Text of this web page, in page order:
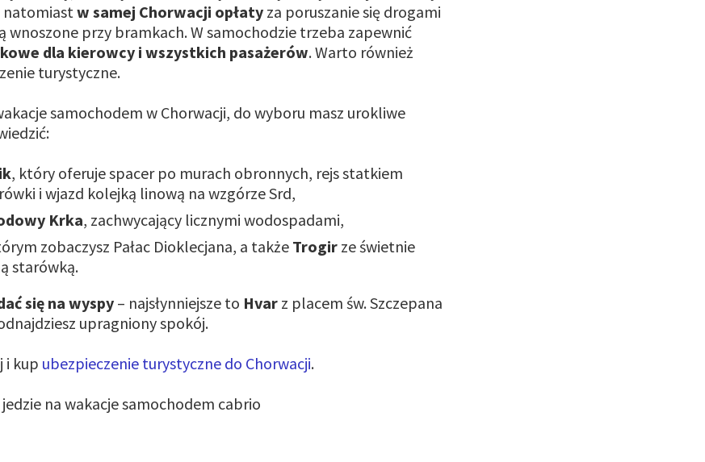
natomiastw samej Chorwacji opłaty za poruszanie się drogami
wnoszone przy bramkach. W samochodzie trzeba zapewnić
dla kierowcy i wszystkich pasażerów. Warto również
turystyczne.
samochodem w Chorwacji, do wyboru masz urokliwe
, który oferuje spacer po murach obronnych, rejs statkiem
i wjazd kolejką linową na wzgórze Srd,
Krka, zachwycający licznymi wodospadami,
zobaczysz Pałac Dioklecjana, a także Trogir ze świetnie
starówką.
się na wyspy – najsłynniejsze to Hvar z placem św. Szczepana
upragniony spokój.
i kup ubezpieczenie turystyczne do Chorwacji.